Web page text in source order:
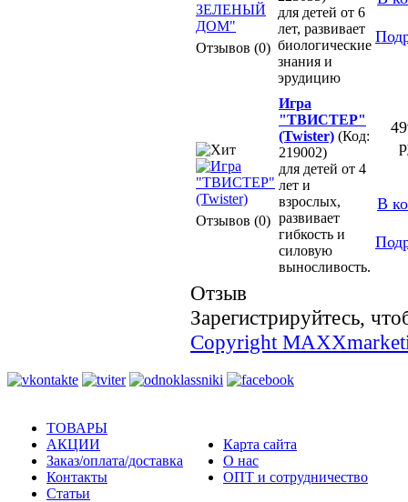
Отзывов (0)
для детей от 6
лет, развивает
биологические
знания и
эрудицию
Отзывов (0)
Игра
"ТВИСТЕР"
(Twister) (Код:
219002)
для детей от 4
лет и
взрослых,
развивает
гибкость и
силовую
выносливость.
В
Отзыв
Зарегистрируйтесь,
Copyright
ТОВАРЫ
АКЦИИ
Заказ/оплата/доставка
Контакты
Статьи
Карта сайта
О нас
ОПТ и сотрудничество